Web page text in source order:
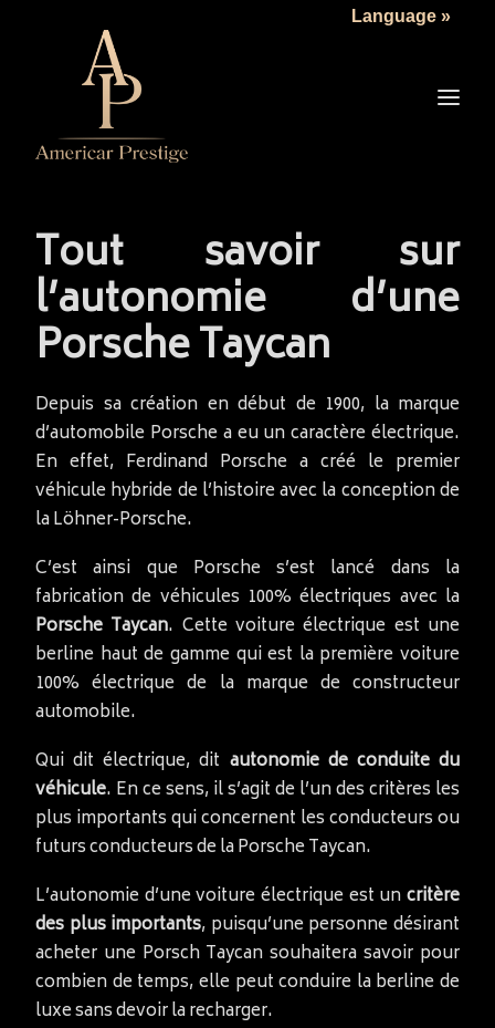
LA SOCIÉTÉ
LES VÉHICULES
TARIFS
NOUS CONTACTER
Tout savoir sur
l’autonomie d’une
Porsche Taycan
Depuis sa création en début de 1900, la marque
d’automobile Porsche a eu un caractère électrique.
En effet, Ferdinand Porsche a créé le premier
véhicule hybride de l’histoire avec la conception de
la Löhner-Porsche.
C’est ainsi que Porsche s’est lancé dans la
fabrication de véhicules 100% électriques avec la
Porsche Taycan. Cette voiture électrique est une
berline haut de gamme qui est la première voiture
100% électrique de la marque de constructeur
automobile.
Qui dit électrique, dit autonomie de conduite du
véhicule. En ce sens, il s’agit de l’un des critères les
plus importants qui concernent les conducteurs ou
futurs conducteurs de la Porsche Taycan.
L’autonomie d’une voiture électrique est uncritère
des plus importants, puisqu’une personne désirant
acheter une Porsch Taycan souhaitera savoir pour
combien de temps, elle peut conduire la berline de
luxe sans devoir la recharger.
Language »